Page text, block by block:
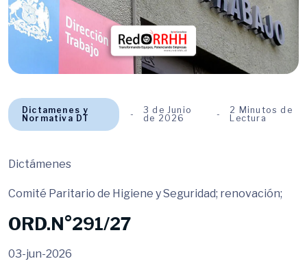
Dictamenes y
Normativa DT
3 de Junio
de 2026
2 Minutos de
Lectura
Dictámenes
Comité Paritario de Higiene y Seguridad; renovación;
ORD.N°291/27
03-jun-2026